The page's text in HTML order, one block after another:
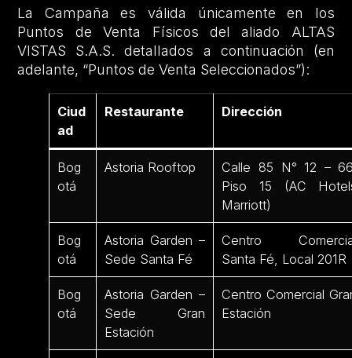
La Campaña es válida únicamente en los
Puntos de Venta Físicos del aliado ALTAS
VISTAS S.A.S. detallados a continuación (en
adelante, “Puntos de Venta Seleccionados”):
Ciud
ad
Restaurante Dirección
Bog
otá
Astoria Rooftop
Calle 85 N° 12 –
Piso 15 (AC
Marriott)
Bog
otá
Astoria Garden –
Sede Santa Fé
Centro
Santa Fé, Local 201R
Bog
otá
Astoria Garden –
Sede Gran
Estación
Centro Comercial
Estación